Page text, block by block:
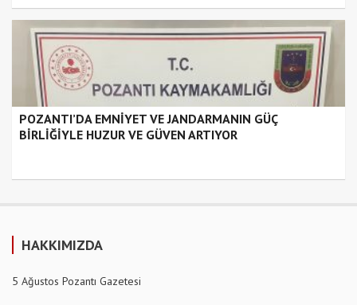
POZANTI’DA EMNİYET VE JANDARMANIN GÜÇ
BİRLİĞİYLE HUZUR VE GÜVEN ARTIYOR
HAKKIMIZDA
5 Ağustos Pozantı Gazetesi